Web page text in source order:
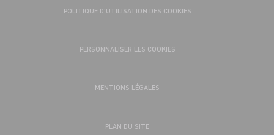
POLITIQUE D’UTILISATION DES COOKIES
PERSONNALISER LES COOKIES
MENTIONS LÉGALES
PLAN DU SITE